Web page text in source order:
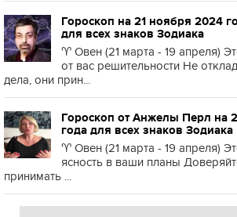
Гороскоп на 21 ноября 2024
для всех знаков Зодиака
♈️ Овен (21 марта - 19 апреля)
от вас решительности Не
дела, они прин...
Гороскоп от Анжелы Перл на
года для всех знаков Зодиака
♈️ Овен (21 марта - 19 апреля)
ясность в ваши планы
принимать ...